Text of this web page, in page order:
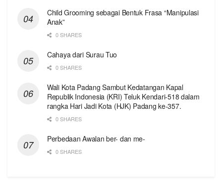
Child Grooming sebagai Bentuk Frasa “Manipulasi
Anak”
0 SHARES
Cahaya dari Surau Tuo
0 SHARES
Wali Kota Padang Sambut Kedatangan Kapal
Republik Indonesia (KRI) Teluk Kendari-518 dalam
rangka Hari Jadi Kota (HJK) Padang ke-357.
0 SHARES
Perbedaan Awalan ber- dan me-
0 SHARES